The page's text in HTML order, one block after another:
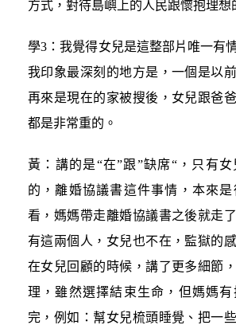
方式，對待島嶼上的人民跟懷抱理想
學3：我覺得女兒是這整部片唯一有
我印象最深刻的地方是，一個是以
再來是現在的家被搜後，女兒跟爸
都是非常重的。
黃：講的是“在”跟”缺席“，只有女
的，離婚協議書這件事情，本來
看，媽媽帶走離婚協議書之後就走
有這兩個人，女兒也不在，監獄的
在女兒回顧的時候，講了更多細節
理，雖然選擇結束生命，但媽媽
完，例如：幫女兒梳頭睡覺、把一